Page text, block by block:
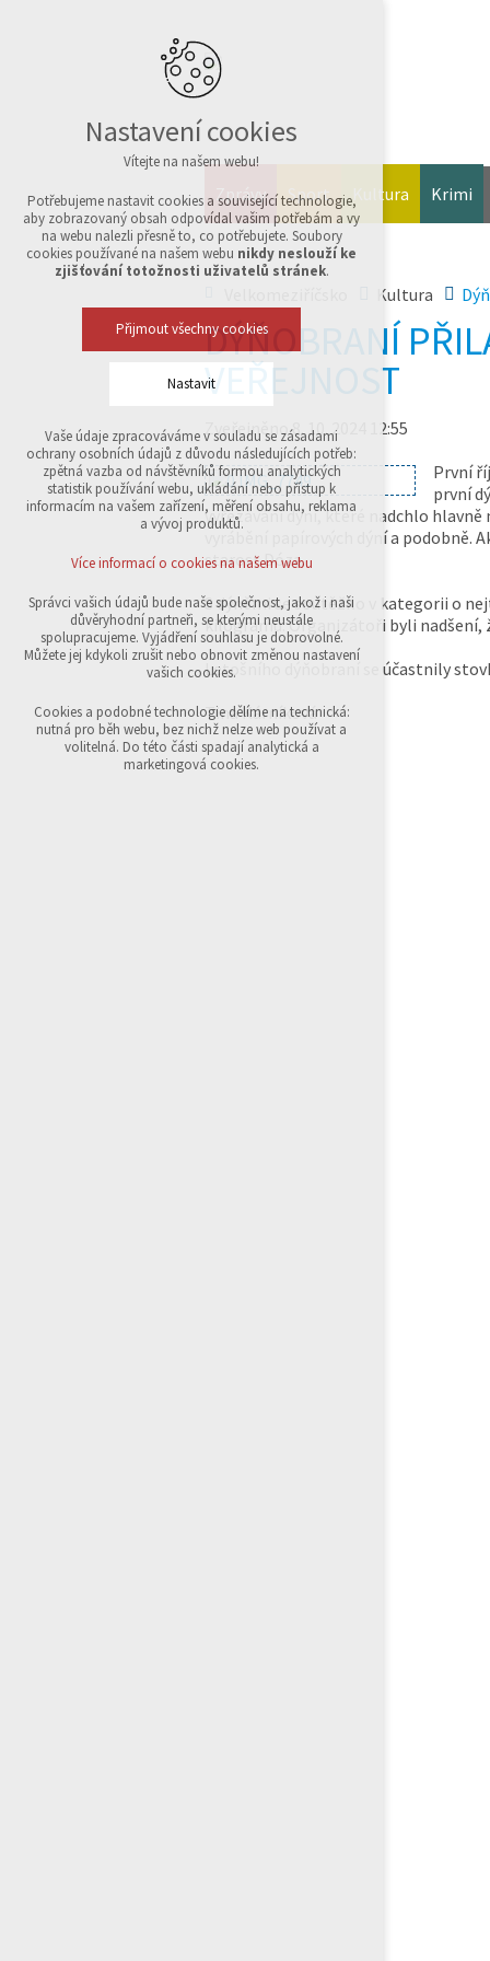
Zprávy Sport Kultura Krimi
Kultura
DÝŇOBRANÍ
VEŘEJNOST
Zveřejněno 8. 10. 2024 12:55
První
první
vyřezávání dýní, které nadchlo
vyrábění papírových dýní a
starost Dóza.
S dýněmi se soutěžilo v kategorii o
kilogramů. Organizátoři byli nadšení,
Letošního dýňobraní se účastnily
Tina Kárníková
Nastavení cookies
Vítejte na našem webu!
Potřebujeme nastavit cookies a související technologie,
aby zobrazovaný obsah odpovídal vašim potřebám a vy
na webu nalezli přesně to, co potřebujete. Soubory
cookies používané na našem webu nikdy neslouží ke
zjišťování totožnosti uživatelů stránek.
Přijmout všechny cookies
Nastavit
Technická cookies
nutná pro provozování webu
udržení kontextu stránek (session): případná
přihlášení, volby jazyka, apod.
analytická pro anonymizované vyhodnocení
návštěvnosti
marketingová cookies (Google,Sklik)
Více informací o cookies na našem webu
Přijmout všechny cookies
Odmítnout vše
Vaše údaje zpracováváme v souladu se zásadami
ochrany osobních údajů z důvodu následujících potřeb:
zpětná vazba od návštěvníků formou analytických
statistik používání webu, ukládání nebo přístup k
informacím na vašem zařízení, měření obsahu, reklama
a vývoj produktů.
Více informací o cookies na našem webu
Správci vašich údajů bude naše společnost, jakož i naši
důvěryhodní partneři, se kterými neustále
spolupracujeme. Vyjádření souhlasu je dobrovolné.
Můžete jej kdykoli zrušit nebo obnovit změnou nastavení
vašich cookies.
Cookies a podobné technologie dělíme na technická:
nutná pro běh webu, bez nichž nelze web používat a
volitelná. Do této části spadají analytická a
marketingová cookies.